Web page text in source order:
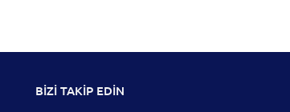
BİZİ TAKİP EDİN